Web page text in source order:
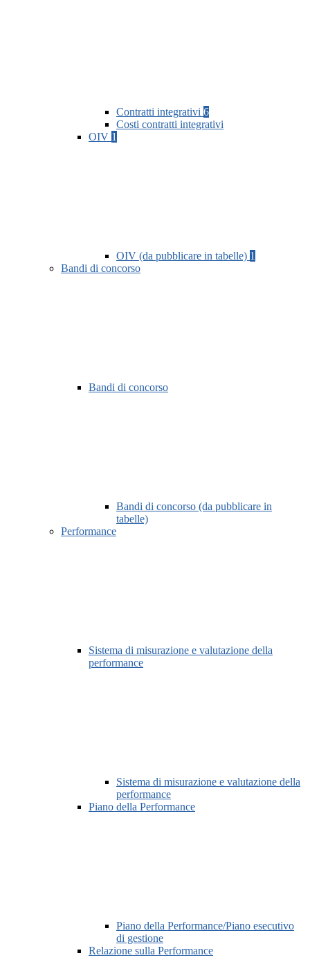
Contratti integrativi 6
Costi contratti integrativi
OIV 1
OIV (da pubblicare in tabelle) 1
Bandi di concorso
Bandi di concorso
Bandi di concorso (da pubblicare in
tabelle)
Performance
Sistema di misurazione e valutazione della
performance
Sistema di misurazione e valutazione della
performance
Piano della Performance
Piano della Performance/Piano esecutivo
di gestione
Relazione sulla Performance